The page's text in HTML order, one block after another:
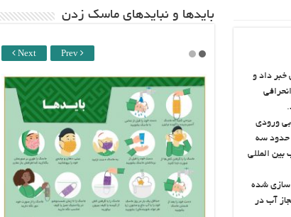
داد و
ورودی
حدود سه
المللی
سازی شده
آب در
باید‌ها و نبایدهای ماسک زدن
Next Prev